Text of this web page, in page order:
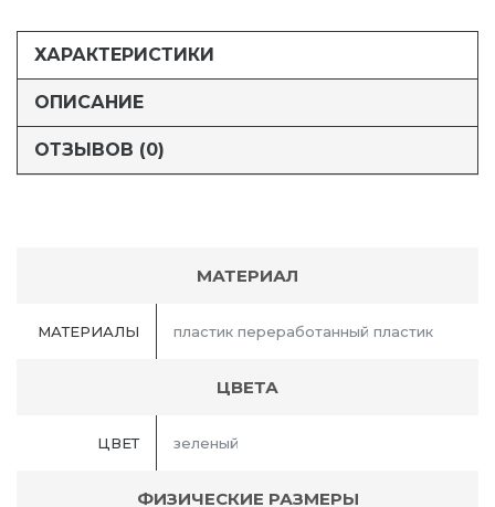
ХАРАКТЕРИСТИКИ
ОПИСАНИЕ
ОТЗЫВОВ (0)
МАТЕРИАЛ
МАТЕРИАЛЫ пластик переработанный пластик
ЦВЕТА
ЦВЕТ зеленый
ФИЗИЧЕСКИЕ РАЗМЕРЫ